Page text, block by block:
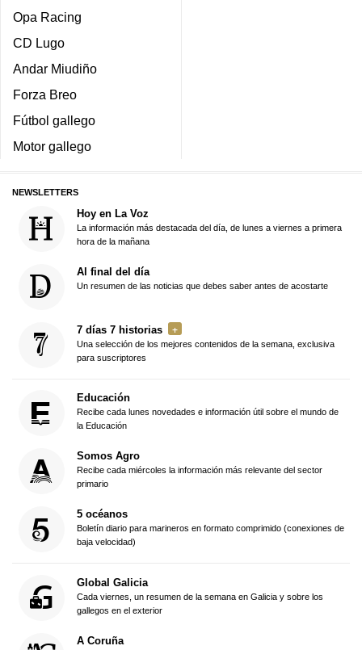
Opa Racing
CD Lugo
Andar Miudiño
Forza Breo
Fútbol gallego
Motor gallego
NEWSLETTERS
Hoy en La Voz
La información más destacada del día, de lunes a viernes a primera
hora de la mañana
Al final del día
Un resumen de las noticias que debes saber antes de acostarte
7 días 7 historias
Una selección de los mejores contenidos de la semana, exclusiva
para suscriptores
Educación
Recibe cada lunes novedades e información útil sobre el mundo de
la Educación
Somos Agro
Recibe cada miércoles la información más relevante del sector
primario
5 océanos
Boletín diario para marineros en formato comprimido (conexiones de
baja velocidad)
Global Galicia
Cada viernes, un resumen de la semana en Galicia y sobre los
gallegos en el exterior
A Coruña